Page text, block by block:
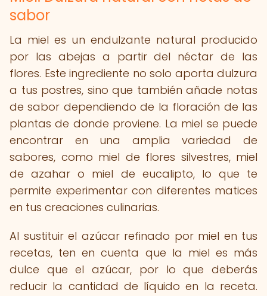
sabor
La miel es un endulzante natural producido
por las abejas a partir del néctar de las
flores. Este ingrediente no solo aporta dulzura
a tus postres, sino que también añade notas
de sabor dependiendo de la floración de las
plantas de donde proviene. La miel se puede
encontrar en una amplia variedad de
sabores, como miel de flores silvestres, miel
de azahar o miel de eucalipto, lo que te
permite experimentar con diferentes matices
en tus creaciones culinarias.
Al sustituir el azúcar refinado por miel en tus
recetas, ten en cuenta que la miel es más
dulce que el azúcar, por lo que deberás
reducir la cantidad de líquido en la receta.